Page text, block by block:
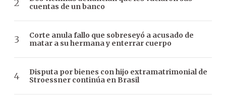
cuentas de un banco
Corte anula fallo que sobreseyó a acusado de
matar a su hermana y enterrar cuerpo
Disputa por bienes con hijo extramatrimonial de
Stroessner continúa en Brasil